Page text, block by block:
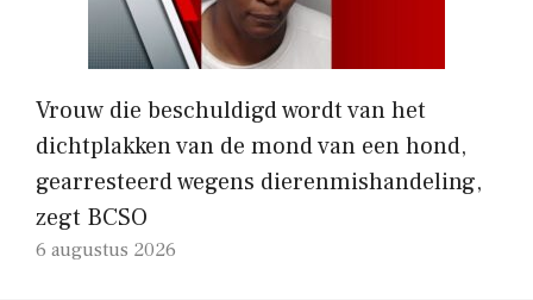
Vrouw die beschuldigd wordt van het
dichtplakken van de mond van een hond,
gearresteerd wegens dierenmishandeling,
zegt BCSO
6 augustus 2026